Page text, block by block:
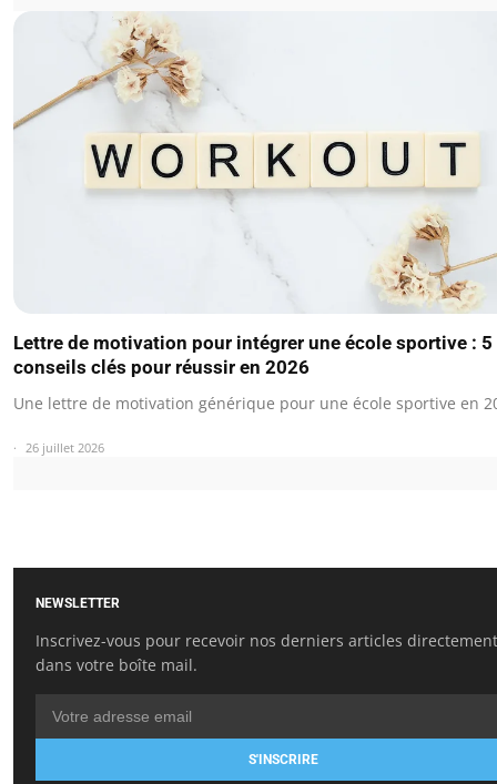
Lettre de motivation pour intégrer une école sportive : 5
conseils clés pour réussir en 2026
Une lettre de motivation générique pour une école sportive en
26 juillet 2026
NEWSLETTER
Inscrivez-vous pour recevoir nos derniers articles directement
dans votre boîte mail.
S'INSCRIRE